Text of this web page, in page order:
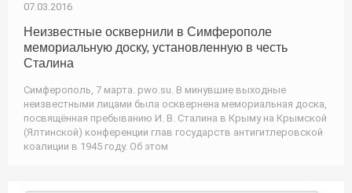
07.03.2016
Неизвестные осквернили в Симферополе
мемориальную доску, установленную в честь
Сталина
Симферополь, 7 марта. pwo.su. В минувшие выходные
неизвестными лицами была осквернена мемориальная доска,
посвящённая пребыванию И. В. Сталина в Крыму на Крымской
(Ялтинской) конференции глав государств антигитлеровской
коалиции в 1945 году. Об этом